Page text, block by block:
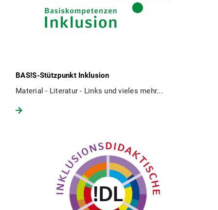
BAS!S-Stützpunkt Inklusion
Material - Literatur - Links und vieles mehr...